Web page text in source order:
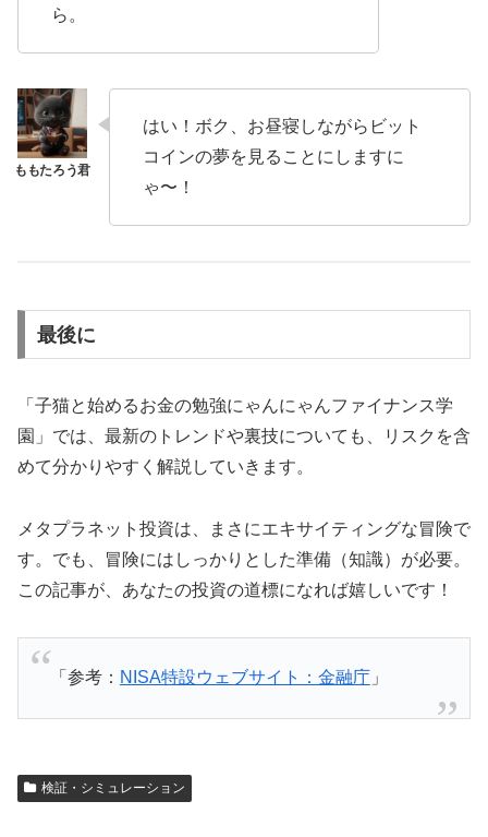
ら。
はい！ボク、お昼寝しながらビット
コインの夢を見ることにしますに
ゃ〜！
最後に
「子猫と始めるお金の勉強にゃんにゃんファイナンス学
園」では、最新のトレンドや裏技についても、リスクを含
めて分かりやすく解説していきます。
メタプラネット投資は、まさにエキサイティングな冒険で
す。でも、冒険にはしっかりとした準備（知識）が必要。
この記事が、あなたの投資の道標になれば嬉しいです！
「参考： NISA特設ウェブサイト：金融庁」
検証・シミュレーション